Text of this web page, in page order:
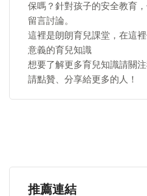
保嗎？針對孩子的安全教育
留言討論。
這裡是朗朗育兒課堂，在這
意義的育兒知識
想要了解更多育兒知識請關
請點贊、分享給更多的人！
推薦連結